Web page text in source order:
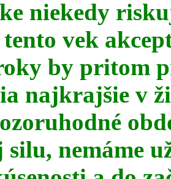
niekedy
vek
by pritom
najkrajšie v
nemáme